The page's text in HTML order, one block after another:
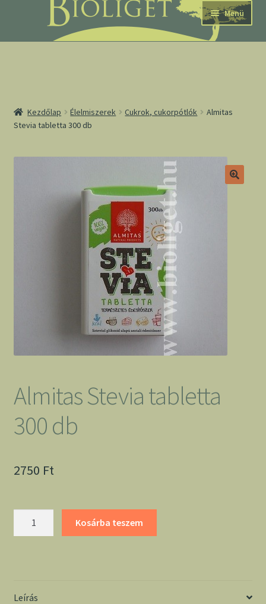
navigációhoz
tartalomba
Menü
Kezdőlap Élelmiszerek Cukrok, cukorpótlók
Almitas
Stevia tabletta 300 db
Almitas Stevia tabletta
300 db
2750 Ft
Kosárba teszem
Leírás